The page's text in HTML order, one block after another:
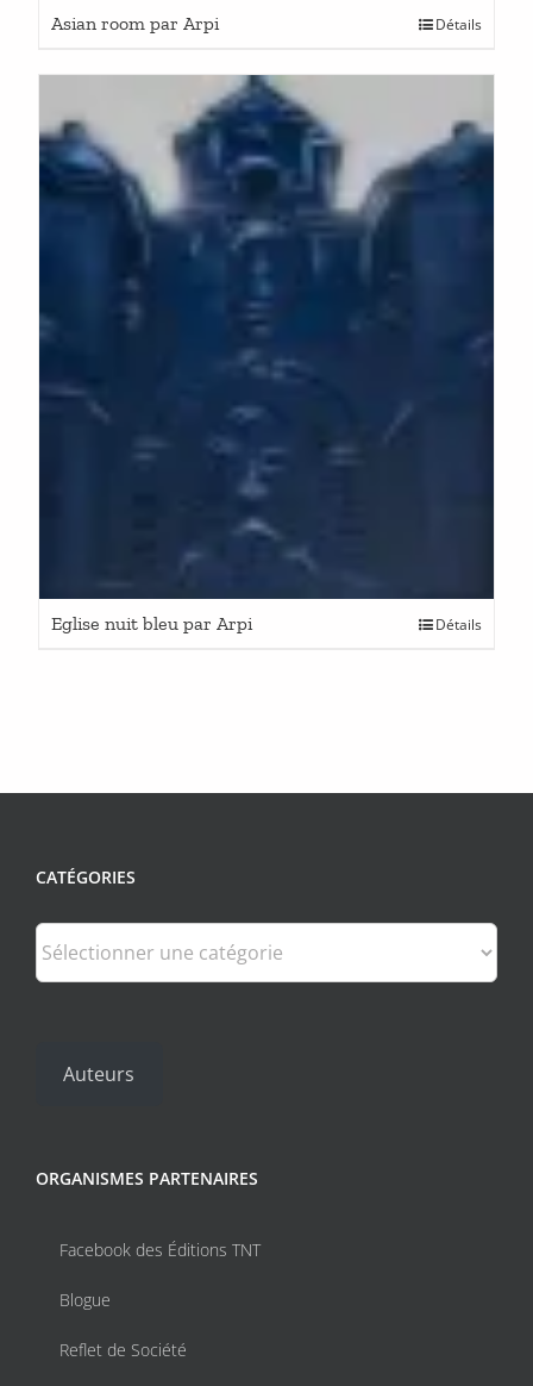
Asian room par Arpi Détails
Eglise nuit bleu par Arpi Détails
CATÉGORIES
Catégories
Auteurs
ORGANISMES PARTENAIRES
Facebook des Éditions TNT
Blogue
Reflet de Société